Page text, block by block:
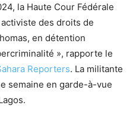
la Haute Cour Fédérale
activiste des droits de
en détention
», rapporte le
Reporters. La militante
semaine en garde-à-vue